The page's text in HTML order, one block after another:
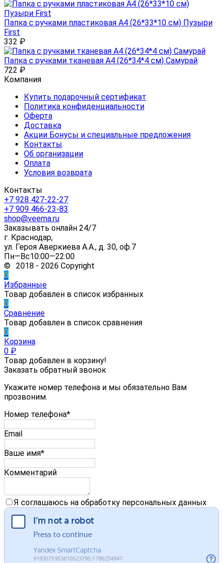
Папка с ручками пластиковая А4 (26*33*10 см) Пузыри
First
332 ₽
Папка с ручками тканевая А4 (26*34*4 см) Самурай
722 ₽
Компания
Купить подарочный сертификат
Политика конфиденциальности
Оферта
Доставка
Акции Бонусы и специальные предложения
Контакты
Об организации
Оплата
Условия возврата
Контакты
+7 928 427-22-27
+7 909 466-23-83
shop@veema.ru
Заказывать онлайн 24/7
г. Краснодар,
ул. Героя Аверкиева А.А., д. 30, оф.7
Пн—Вс10:00—22:00
© 2018 - 2026 Copyright
0
Избранные
Товар добавлен в список избранных
0
Сравнение
Товар добавлен в список сравнения
0
Корзина
0 ₽
Товар добавлен в корзину!
Заказать обратный звонок
Укажите номер телефона и мы обязательно Вам
прозвоним.
Номер телефона*
Email
Ваше имя*
Комментарий
Я соглашаюсь на обработку персональных данных